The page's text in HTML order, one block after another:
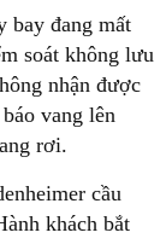
bay đang mất
soát không lưu
nhận được
vang lên
rơi.
cầu
khách bắt